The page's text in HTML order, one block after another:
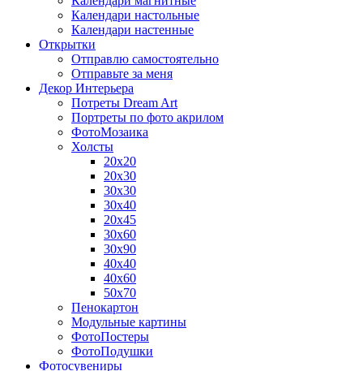
Календари настольные
Календари настенные
Открытки
Отправлю самостоятельно
Отправьте за меня
Декор Интерьера
Потреты Dream Art
Портреты по фото акрилом
ФотоМозаика
Холсты
20х20
20х30
30х30
30х40
20х45
30х60
30х90
40х40
40х60
50х70
Пенокартон
Модульные картины
ФотоПостеры
ФотоПодушки
Фотоcувениры